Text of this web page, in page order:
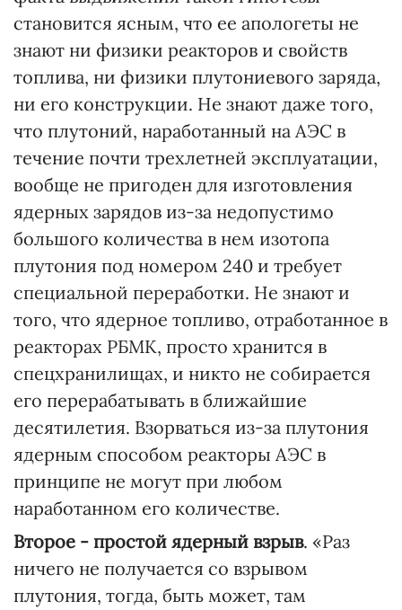
становится ясным, что ее апологеты не
знают ни физики реакторов и свойств
топлива, ни физики плутониевого заряда,
ни его конструкции. Не знают даже того,
что плутоний, наработанный на АЭС в
течение почти трехлетней эксплуатации,
вообще не пригоден для изготовления
ядерных зарядов из-за недопустимо
большого количества в нем изотопа
плутония под номером 240 и требует
специальной переработки. Не знают и
того, что ядерное топливо, отработанное в
реакторах РБМК, просто хранится в
спецхранилищах, и никто не собирается
его перерабатывать в ближайшие
десятилетия. Взорваться из-за плутония
ядерным способом реакторы АЭС в
принципе не могут при любом
наработанном его количестве.
Второе - простой ядерный взрыв. «Раз
ничего не получается со взрывом
плутония, тогда, быть может, там